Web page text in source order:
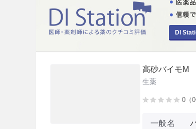
DI
高砂バイモM
生薬
0（0
一般名